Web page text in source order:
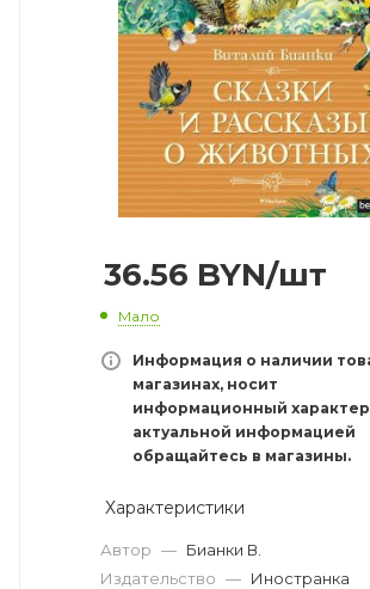
36.56 BYN/шт
Мало
Информация о наличии
магазинах, носит
информационный
актуальной информацией
обращайтесь в магазины.
Характеристики
Автор — Бианки В.
Издательство — Иностранка